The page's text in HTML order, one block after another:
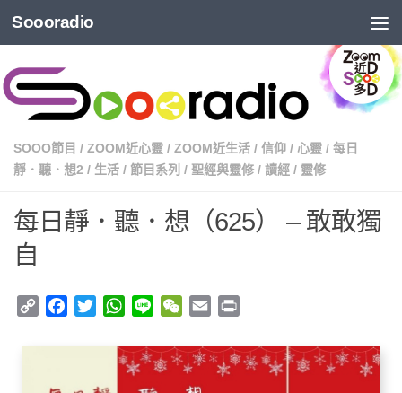
Soooradio
SOOO節目 / ZOOM近心靈 / ZOOM近生活 / 信仰 / 心靈 / 每日
靜．聽．想2 / 生活 / 節目系列 / 聖經與靈修 / 讀經 / 靈修
每日靜．聽．想（625） – 敢敢獨
自
Copy
Facebook
TwitterWhatsApp
Line WeChat
Email